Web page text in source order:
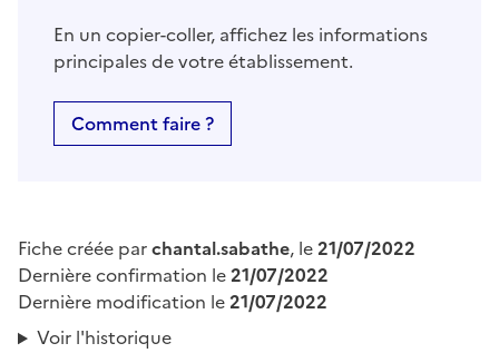
En un copier-coller, affichez les informations
principales de votre établissement.
Comment faire ?
Fiche créée parchantal.sabathe, le21/07/2022
Dernière confirmation le21/07/2022
Dernière modification le21/07/2022
Voir l'historique